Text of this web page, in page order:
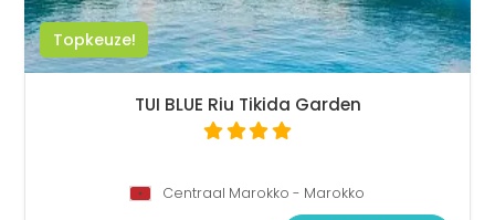
Topkeuze!
TUI BLUE Riu Tikida Garden
Centraal Marokko - Marokko